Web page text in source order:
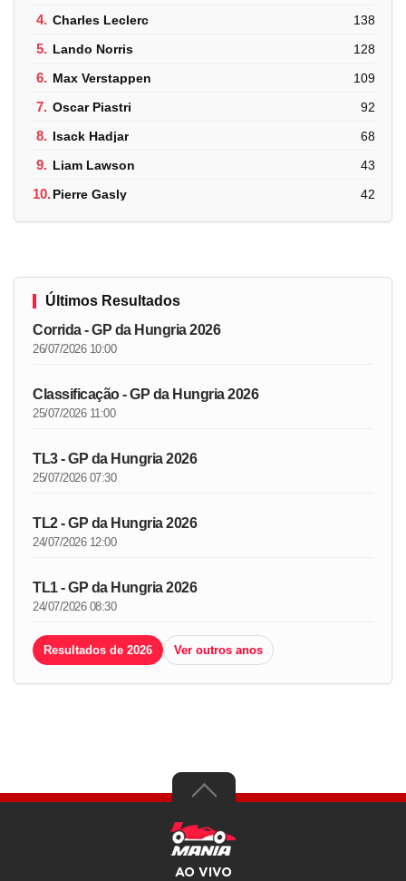
4. Charles Leclerc 138
5. Lando Norris 128
6. Max Verstappen 109
7. Oscar Piastri 92
8. Isack Hadjar 68
9. Liam Lawson 43
10.Pierre Gasly 42
Últimos Resultados
Corrida - GP da Hungria 2026
26/07/2026 10:00
Classificação - GP da Hungria 2026
25/07/2026 11:00
TL3 - GP da Hungria 2026
25/07/2026 07:30
TL2 - GP da Hungria 2026
24/07/2026 12:00
TL1 - GP da Hungria 2026
24/07/2026 08:30
Resultados de 2026 Ver outros anos
AO VIVO